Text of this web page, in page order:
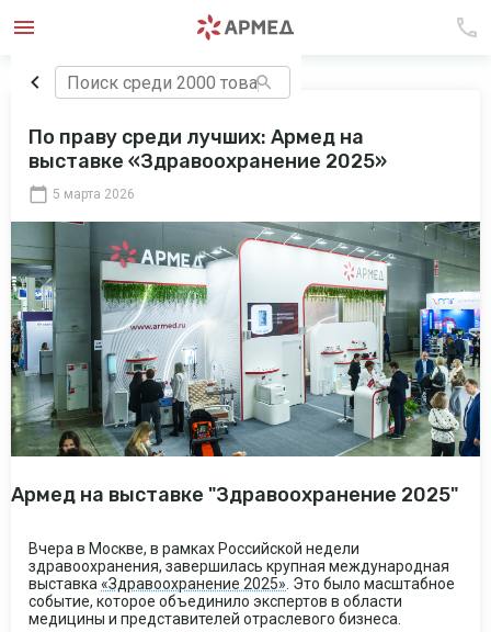
По праву среди лучших: Армед на
выставке «Здравоохранение 2025»
5 марта 2026
Армед на выставке "Здравоохранение 2025"
Вчера в Москве, в рамках Российской недели
здравоохранения, завершилась крупная международная
выставка «Здравоохранение 2025» . Это было масштабное
событие, которое объединило экспертов в области
медицины и представителей отраслевого бизнеса.